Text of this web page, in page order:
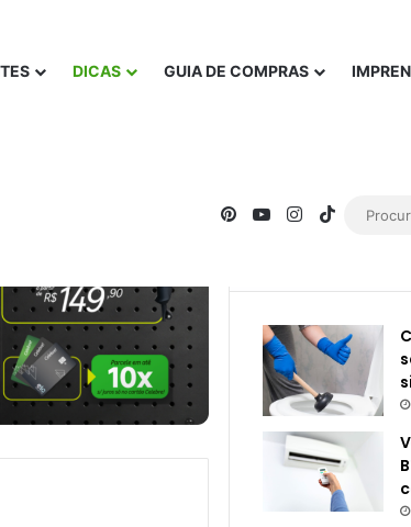
DICAS GUIA DE COMPRAS
PinterestYouTubeInstagram
TikTok